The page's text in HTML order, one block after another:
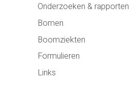
Onderzoeken & rapporten
Bomen
Boomziekten
Formulieren
Links